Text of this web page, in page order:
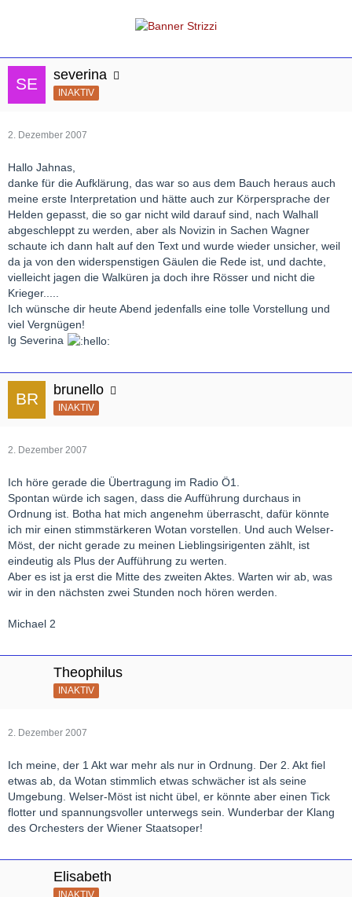
severina
INAKTIV
2. Dezember 2007
Hallo Jahnas,
danke für die Aufklärung, das war so aus dem Bauch heraus auch
meine erste Interpretation und hätte auch zur Körpersprache der
Helden gepasst, die so gar nicht wild darauf sind, nach Walhall
abgeschleppt zu werden, aber als Novizin in Sachen Wagner
schaute ich dann halt auf den Text und wurde wieder unsicher, weil
da ja von den widerspenstigen Gäulen die Rede ist, und dachte,
vielleicht jagen die Walküren ja doch ihre Rösser und nicht die
Krieger.....
Ich wünsche dir heute Abend jedenfalls eine tolle Vorstellung und
viel Vergnügen!
lg Severina
brunello
INAKTIV
2. Dezember 2007
Ich höre gerade die Übertragung im Radio Ö1.
Spontan würde ich sagen, dass die Aufführung durchaus in
Ordnung ist. Botha hat mich angenehm überrascht, dafür könnte
ich mir einen stimmstärkeren Wotan vorstellen. Und auch Welser-
Möst, der nicht gerade zu meinen Lieblingsirigenten zählt, ist
eindeutig als Plus der Aufführung zu werten.
Aber es ist ja erst die Mitte des zweiten Aktes. Warten wir ab, was
wir in den nächsten zwei Stunden noch hören werden.
Michael 2
Theophilus
INAKTIV
2. Dezember 2007
Ich meine, der 1 Akt war mehr als nur in Ordnung. Der 2. Akt fiel
etwas ab, da Wotan stimmlich etwas schwächer ist als seine
Umgebung. Welser-Möst ist nicht übel, er könnte aber einen Tick
flotter und spannungsvoller unterwegs sein. Wunderbar der Klang
des Orchesters der Wiener Staatsoper!
Elisabeth
INAKTIV